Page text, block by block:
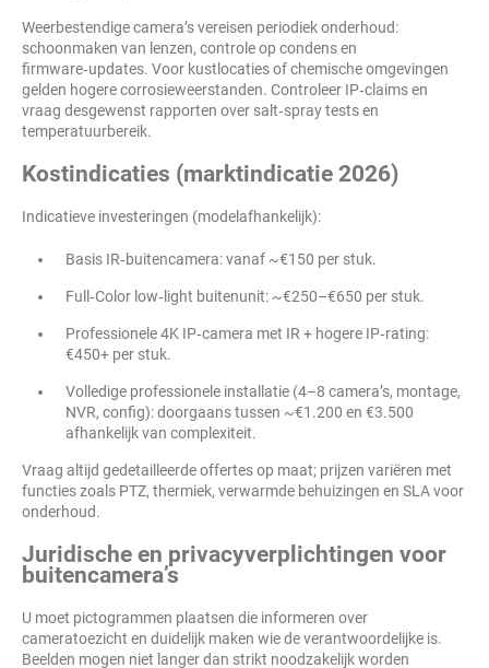
Weerbestendige camera’s vereisen periodiek onderhoud:
schoonmaken van lenzen, controle op condens en
firmware‑updates. Voor kustlocaties of chemische omgevingen
gelden hogere corrosieweerstanden. Controleer IP‑claims en
vraag desgewenst rapporten over salt‑spray tests en
temperatuurbereik.
Kostindicaties (marktindicatie 2026)
Indicatieve investeringen (modelafhankelijk):
Basis IR‑buitencamera: vanaf ~€150 per stuk.
Full‑Color low‑light buitenunit: ~€250–€650 per stuk.
Professionele 4K IP‑camera met IR + hogere IP‑rating:
€450+ per stuk.
Volledige professionele installatie (4–8 camera’s, montage,
NVR, config): doorgaans tussen ~€1.200 en €3.500
afhankelijk van complexiteit.
Vraag altijd gedetailleerde offertes op maat; prijzen variëren met
functies zoals PTZ, thermiek, verwarmde behuizingen en SLA voor
onderhoud.
Juridische en privacyverplichtingen voor
buitencamera’s
U moet pictogrammen plaatsen die informeren over
cameratoezicht en duidelijk maken wie de verantwoordelijke is.
Beelden mogen niet langer dan strikt noodzakelijk worden